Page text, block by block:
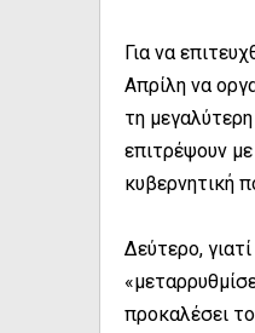
Για να
Απρίλη να
τη
επιτρέψουν
κυβερνητική
Δεύτερο,
προκαλέσει